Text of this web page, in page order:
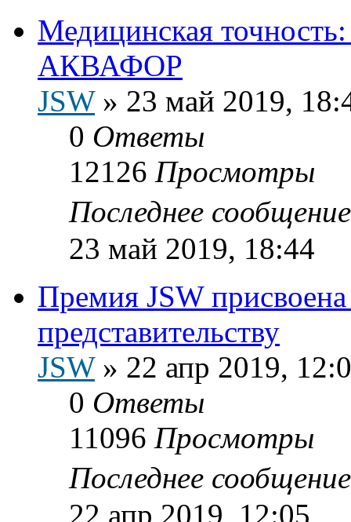
Медицинская
АКВАФОР
JSW» 23 май 2019,
0 Ответы
12126 Просмотры
Последнее
23 май 2019, 18:44
Премия JSW
представительству
JSW» 22 апр 2019,
0 Ответы
11096 Просмотры
Последнее
22 апр 2019, 12:05